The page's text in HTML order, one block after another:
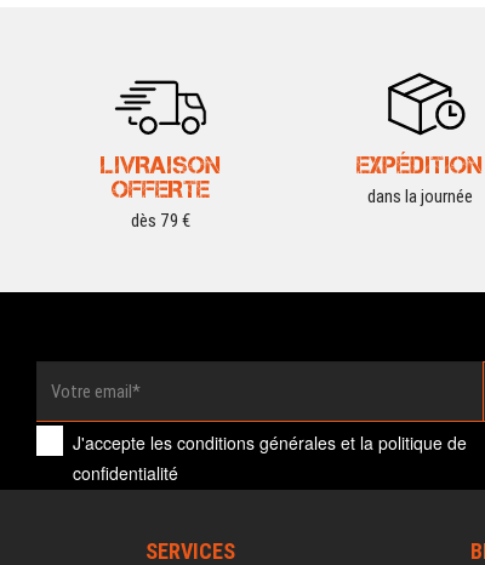
LIVRAISON
OFFERTE
dès 79 €
EXPÉDITION
dans la journée
J'accepte lesconditions générales et lapolitique de
confidentialité
SERVICES